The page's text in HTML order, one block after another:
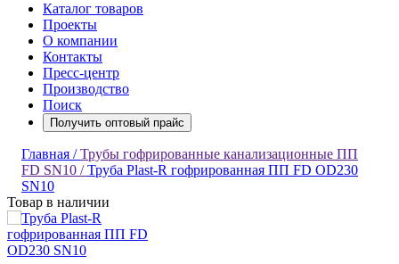
Каталог товаров
Проекты
О компании
Контакты
Пресс-центр
Производство
Поиск
Получить оптовый прайс
Главная /Трубы гофрированные канализационные ПП
FD SN10 /Труба Plast-R гофрированная ПП FD OD230
SN10
Товар в наличии